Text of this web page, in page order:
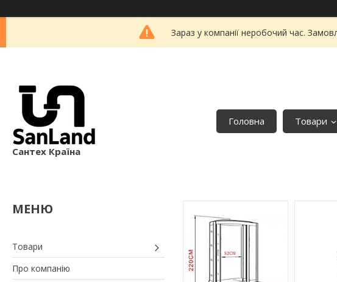
Зараз у компанії неробочий час.
Сантех Країна
Головна Товари
Товари
Про компанію